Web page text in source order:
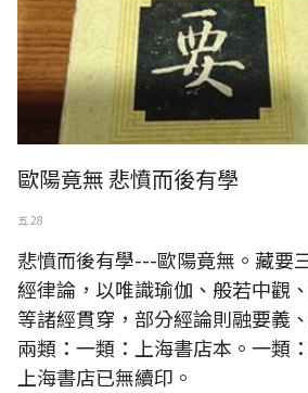
歐陽竟無 悲憤而後有學
五 28
悲憤而後有學---歐陽竟無。藏要
經律論，以唯識瑜伽、般若中觀
等諸經貫穿，部分經論則融要義
兩類：一類：上海書店本。一類
上海書店已無續印。